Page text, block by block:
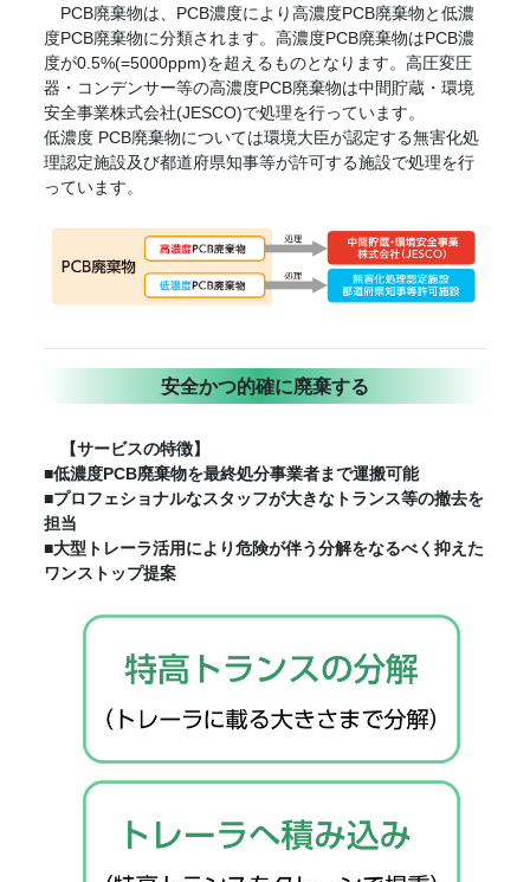
PCB廃棄物は、PCB濃度により高濃度PCB廃棄物と低濃
度PCB廃棄物に分類されます。高濃度PCB廃棄物はPCB濃
度が0.5%(=5000ppm)を超えるものとなります。高圧変圧
器・コンデンサー等の高濃度PCB廃棄物は中間貯蔵・環境
安全事業株式会社(JESCO)で処理を行っています。
低濃度 PCB廃棄物については環境大臣が認定する無害化処
理認定施設及び都道府県知事等が許可する施設で処理を行
っています。
安全かつ的確に廃棄する
【サービスの特徴】
■低濃度PCB廃棄物を最終処分事業者まで運搬可能
■プロフェショナルなスタッフが大きなトランス等の撤去を
担当
■大型トレーラ活用により危険が伴う分解をなるべく抑えた
ワンストップ提案